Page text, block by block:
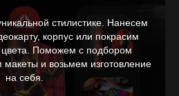
стилистике. Нанесем
корпус или покрасим
Поможем с подбором
макеты и возьмем изготовление
на себя.